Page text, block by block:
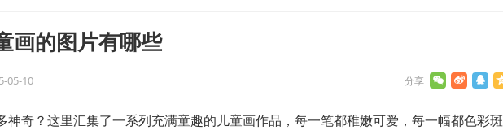
画的图片有哪些
05-10
神奇？这里汇集了一系列充满童趣的儿童画作品，每一笔都稚嫩可爱，每一幅都色彩斑